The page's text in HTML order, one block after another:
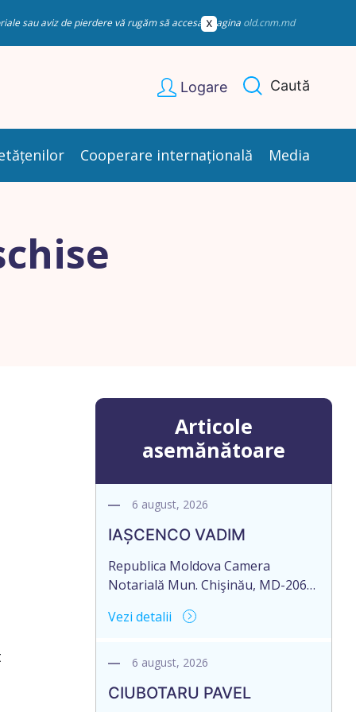
sau aviz de pierdere vă rugăm să accesați pagina old.cnm.md
Logare Caută
Cooperare internațională Media
Articole
asemănătoare
6 august, 2026
IAȘCENCO VADIM
Republica Moldova Camera
Notarială Mun. Chişinău, MD-2068,
Notarial al Notarului PANCOVA
45-07 Nr. de ieșire: 485 Din 06
MD-2012, mun. Chișinău, str.
Vezi detalii
6 august, 2026
CIUBOTARU PAVEL